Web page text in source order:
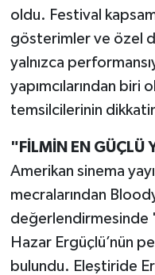
oldu. Festival
gösterimler ve özel
yalnızca
yapımcılarından biri
temsilcilerinin
"FİLMİN EN GÜÇLÜ
Amerikan sinema
mecralarından
değerlendirmesinde
Hazar Ergüçlü’nün
bulundu. Eleştiride